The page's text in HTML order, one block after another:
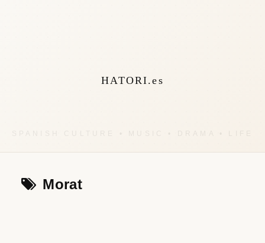
HATORI.es
Morat